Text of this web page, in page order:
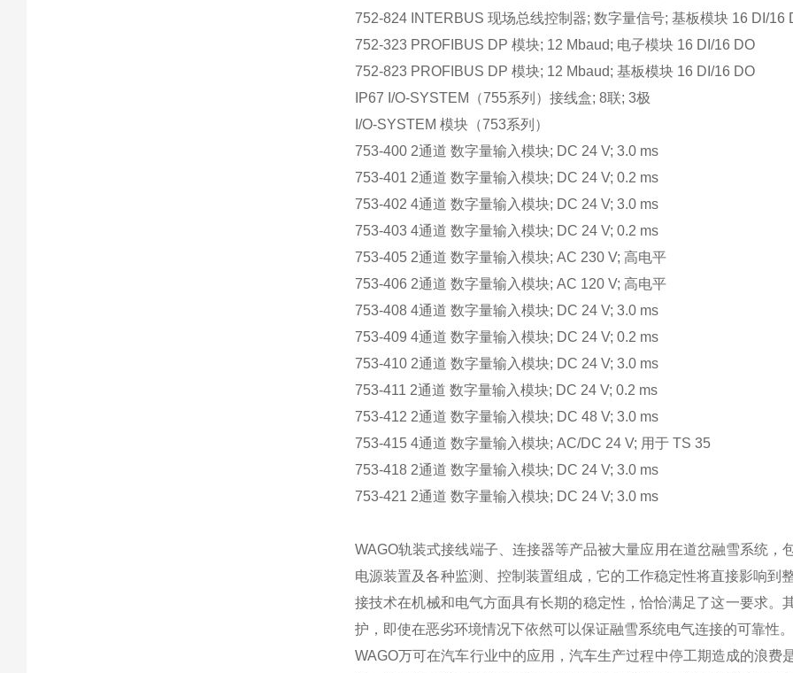
752-824 INTERBUS 现场总线控制器; 数字量信号; 基板模块 16 DI/16
752-323 PROFIBUS DP 模块; 12 Mbaud; 电子模块 16 DI/16 DO
752-823 PROFIBUS DP 模块; 12 Mbaud; 基板模块 16 DI/16 DO
IP67 I/O-SYSTEM（755系列）接线盒; 8联; 3极
I/O-SYSTEM 模块（753系列）
753-400 2通道 数字量输入模块; DC 24 V; 3.0 ms
753-401 2通道 数字量输入模块; DC 24 V; 0.2 ms
753-402 4通道 数字量输入模块; DC 24 V; 3.0 ms
753-403 4通道 数字量输入模块; DC 24 V; 0.2 ms
753-405 2通道 数字量输入模块; AC 230 V; 高电平
753-406 2通道 数字量输入模块; AC 120 V; 高电平
753-408 4通道 数字量输入模块; DC 24 V; 3.0 ms
753-409 4通道 数字量输入模块; DC 24 V; 0.2 ms
753-410 2通道 数字量输入模块; DC 24 V; 3.0 ms
753-411 2通道 数字量输入模块; DC 24 V; 0.2 ms
753-412 2通道 数字量输入模块; DC 48 V; 3.0 ms
753-415 4通道 数字量输入模块; AC/DC 24 V; 用于 TS 35
753-418 2通道 数字量输入模块; DC 24 V; 3.0 ms
753-421 2通道 数字量输入模块; DC 24 V; 3.0 ms
WAGO轨装式接线端子、连接器等产品被大量应用在道岔融雪系统，
电源装置及各种监测、控制装置组成，它的工作稳定性将直接影响到
接技术在机械和电气方面具有长期的稳定性，恰恰满足了这一要求。
护，即使在恶劣环境情况下依然可以保证融雪系统电气连接的可靠性。
WAGO万可在汽车行业中的应用，汽车生产过程中停工期造成的浪费